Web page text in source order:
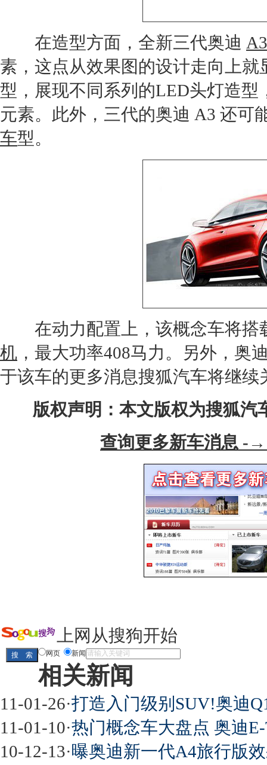
在造型方面，全新三代奥迪 A3
素，这点从效果图的设计走向上
型，展现不同系列的LED头灯造型
元素。此外，三代的奥迪 A3 还可
车型。
在动力配置上，该概念车将搭
机 ，最大功率408马力。另外， 奥
于该车的更多消息搜狐汽车将继续
版权声明：本文版权为搜狐汽
查询更多新车消息 -→
上网从搜狗开始
网页 新闻
相关新闻
11-01-26·打造入门级别SUV!奥迪
11-01-10·热门概念车大盘点 奥迪
10-12-13·曝奥迪新一代A4旅行版